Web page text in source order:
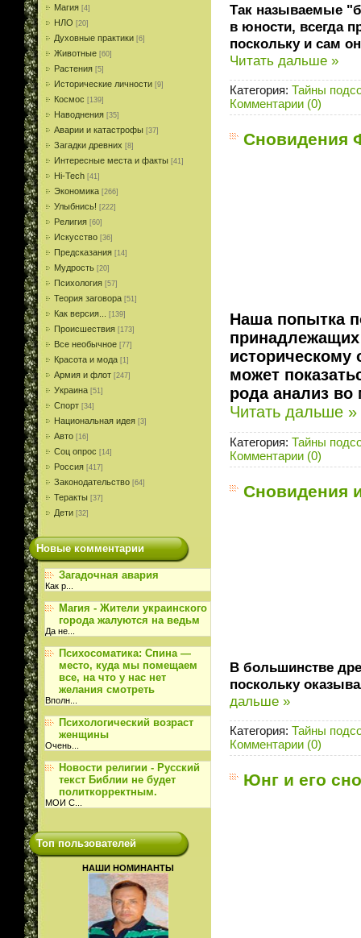
Магия [4]
НЛО [20]
Духовные практики [6]
Животные [60]
Растения [5]
Исторические личности [9]
Космос [139]
Наводнения [35]
Аварии и катастрофы [37]
Загадки древних [8]
Интересные места и факты [41]
Hi-Tech [41]
Экономика [266]
Улыбнись! [222]
Религия [60]
Искусство [36]
Предсказания [14]
Мудрость [20]
Психология [57]
Теория заговора [51]
Как версия... [139]
Происшествия [173]
Все необычное [77]
Красота и мода [1]
Армия и флот [247]
Украина [51]
Спорт [34]
Национальная идея [3]
Авто [16]
Соц опрос [14]
Россия [417]
Законодательство [64]
Теракты [37]
Дети [32]
Новые комментарии
Загадочная авария
Как р
Магия - Жители украинского
города жалуются на ведьм
Да не
Психосоматика: Спина —
место, куда мы помещаем
все, на что у нас нет
желания смотреть
Вполн
Психологический возраст
женщины
Очень
Новости религии - Русский
текст Библии не будет
политкорректным.
МОИ С
Топ пользователей
НАШИ НОМИНАНТЫ
Так называемые
в юности, всегда
поскольку и сам
Читать дальше »
Категория: Тайны
Комментарии (0)
Сновидения
Наша попытка
историческому
может
рода анализ
Читать дальше »
Категория: Тайны
Комментарии (0)
Сновидения
В большинстве
поскольку
дальше »
Категория: Тайны
Комментарии (0)
Юнг и его